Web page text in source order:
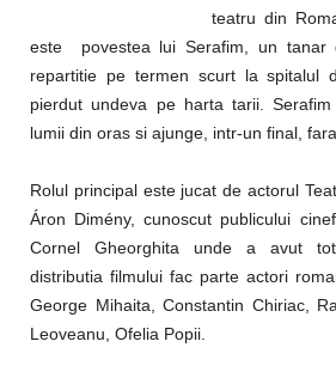
teatru din
este povestea lui Serafim, un tanar
repartitie pe termen scurt la spitalul
pierdut undeva pe harta tarii.
lumii din oras si ajunge, intr-un final,
Rolul principal este jucat de actorul
Áron Dimény, cunoscut publicului
Cornel Gheorghita unde a avut
distributia filmului fac parte actori
George Mihaita, Constantin Chiriac,
Leoveanu, Ofelia Popii.